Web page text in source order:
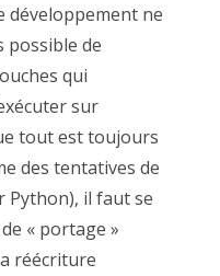
développement ne
possible de
qui
sur
tout est toujours
des tentatives de
Python), il faut se
« portage »
réécriture